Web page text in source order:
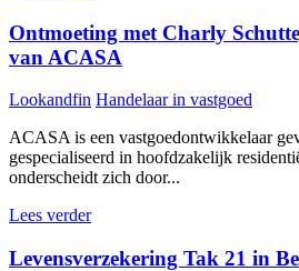
Ontmoeting met Charly
van ACASA
Lookandfin Handelaar in vastgoed
ACASA is een vastgoedontwikkelaar
gespecialiseerd in hoofdzakelijk
onderscheidt zich door...
Lees verder
Levensverzekering Tak 21 in